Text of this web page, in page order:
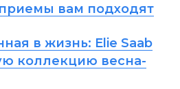
вам подходят
в жизнь: Elie Saab
коллекцию весна-